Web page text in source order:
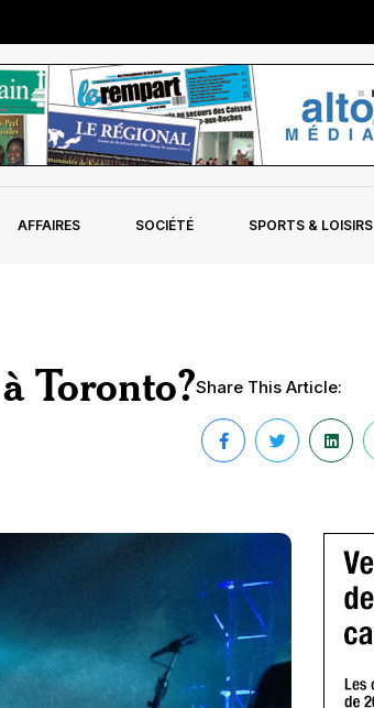
AFFAIRES SOCIÉTÉ SPORTS & LOISIRS
Toronto?Share This Article: